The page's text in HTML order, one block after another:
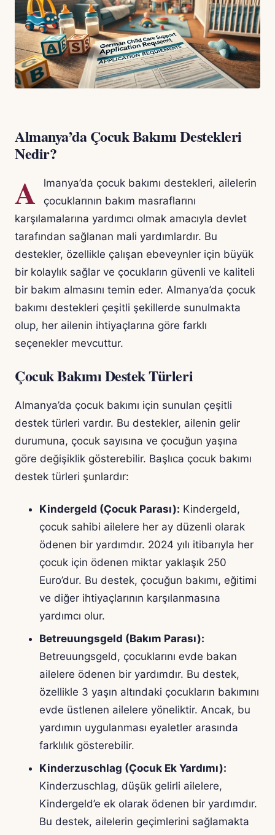
Almanya’da Çocuk Bakımı Destekleri
Nedir?
A
lmanya’da çocuk bakımı destekleri, ailelerin
çocuklarının bakım masraflarını
karşılamalarına yardımcı olmak amacıyla devlet
tarafından sağlanan mali yardımlardır. Bu
destekler, özellikle çalışan ebeveynler için büyük
bir kolaylık sağlar ve çocukların güvenli ve kaliteli
bir bakım almasını temin eder. Almanya’da çocuk
bakımı destekleri çeşitli şekillerde sunulmakta
olup, her ailenin ihtiyaçlarına göre farklı
seçenekler mevcuttur.
Çocuk Bakımı Destek Türleri
Almanya’da çocuk bakımı için sunulan çeşitli
destek türleri vardır. Bu destekler, ailenin gelir
durumuna, çocuk sayısına ve çocuğun yaşına
göre değişiklik gösterebilir. Başlıca çocuk bakımı
destek türleri şunlardır:
Kindergeld (Çocuk Parası): Kindergeld,
çocuk sahibi ailelere her ay düzenli olarak
ödenen bir yardımdır. 2024 yılı itibarıyla her
çocuk için ödenen miktar yaklaşık 250
Euro’dur. Bu destek, çocuğun bakımı, eğitimi
ve diğer ihtiyaçlarının karşılanmasına
yardımcı olur.
Betreuungsgeld (Bakım Parası):
Betreuungsgeld, çocuklarını evde bakan
ailelere ödenen bir yardımdır. Bu destek,
özellikle 3 yaşın altındaki çocukların bakımını
evde üstlenen ailelere yöneliktir. Ancak, bu
yardımın uygulanması eyaletler arasında
farklılık gösterebilir.
Kinderzuschlag (Çocuk Ek Yardımı):
Kinderzuschlag, düşük gelirli ailelere,
Kindergeld’e ek olarak ödenen bir yardımdır.
Bu destek, ailelerin geçimlerini sağlamakta